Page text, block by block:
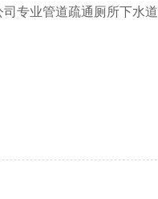
专业管道疏通厕所下水道